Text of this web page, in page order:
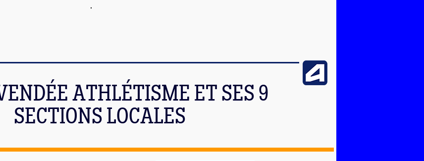
ATHLÉTISME ET SES 9
SECTIONS LOCALES